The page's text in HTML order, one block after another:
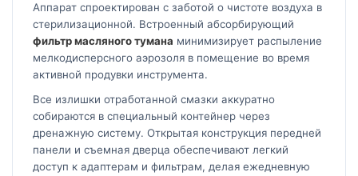
Аппарат спроектирован с заботой о чистоте воздуха в
стерилизационной. Встроенный абсорбирующий
фильтр масляного тумана минимизирует распыление
мелкодисперсного аэрозоля в помещение во время
активной продувки инструмента.
Все излишки отработанной смазки аккуратно
собираются в специальный контейнер через
дренажную систему. Открытая конструкция передней
панели и съемная дверца обеспечивают легкий
доступ к адаптерам и фильтрам, делая ежедневную